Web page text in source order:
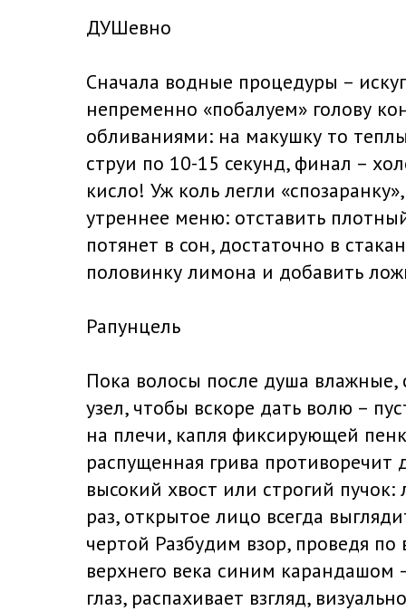
ДУШевно
Сначала водные процедуры –
непременно «побалуем» голову
обливаниями: на макушку то
струи по 10-15 секунд, финал –
кисло! Уж коль легли
утреннее меню: отставить
потянет в сон, достаточно в
половинку лимона и добавить
Рапунцель
Пока волосы после душа влажные,
узел, чтобы вскоре дать волю –
на плечи, капля фиксирующей
распущенная грива противоречит
высокий хвост или строгий
раз, открытое лицо всегда
чертой Разбудим взор, проведя по
верхнего века синим карандашом
глаз, распахивает взгляд,